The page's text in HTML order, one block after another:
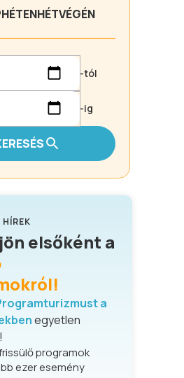
HÉTENHÉTVÉGÉN
-tól
-ig
elsőként a
a
egyetlen
programok
ezer esemény